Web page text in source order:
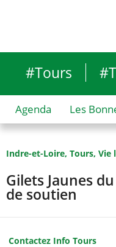
#Tours
Agenda Les
Indre-et-Loire, Tours, Vie
Gilets Jaunes
de soutien
Contactez Info Tours